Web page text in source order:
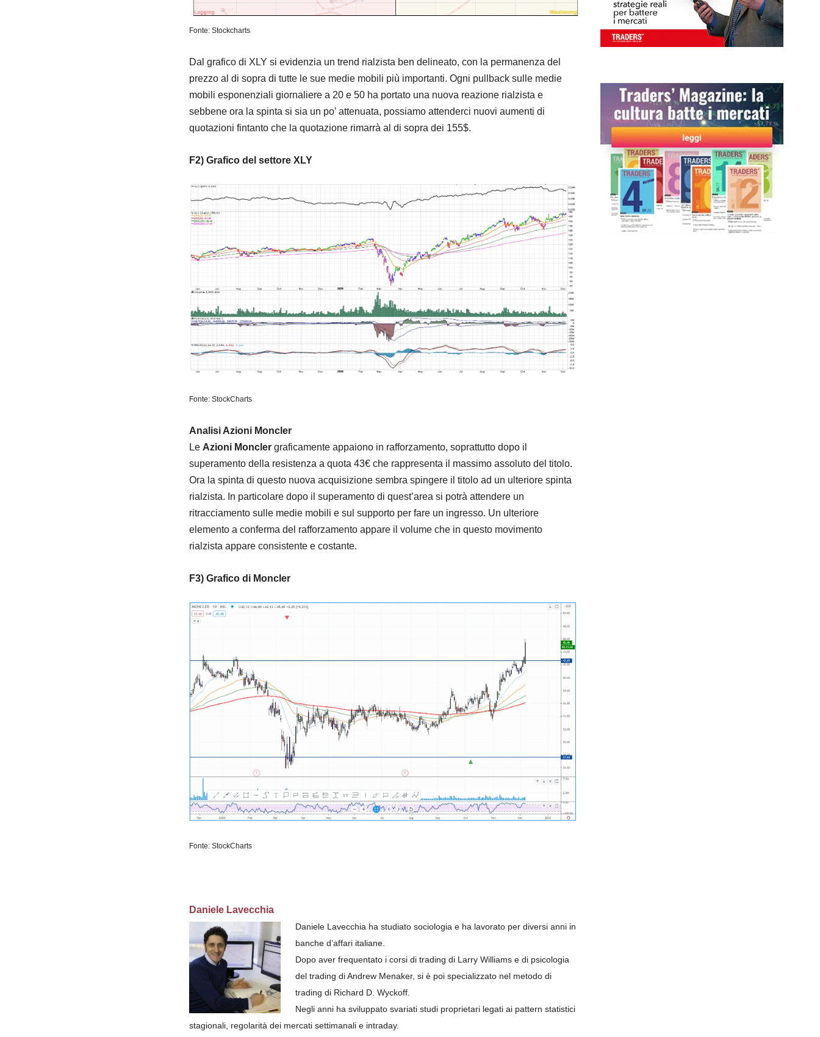
Fonte: Stockcharts
Dal grafico di XLY si evidenzia un trend rialzista ben delineato, con la permanenza del
prezzo al di sopra di tutte le sue medie mobili più importanti. Ogni pullback sulle medie
mobili esponenziali giornaliere a 20 e 50 ha portato una nuova reazione rialzista e
sebbene ora la spinta si sia un po’ attenuata, possiamo attenderci nuovi aumenti di
quotazioni fintanto che la quotazione rimarrà al di sopra dei 155$.
F2) Grafico del settore XLY
Fonte: StockCharts
Analisi Azioni Moncler
Le Azioni Moncler graficamente appaiono in rafforzamento, soprattutto dopo il
superamento della resistenza a quota 43€ che rappresenta il massimo assoluto del titolo.
Ora la spinta di questo nuova acquisizione sembra spingere il titolo ad un ulteriore spinta
rialzista. In particolare dopo il superamento di quest’area si potrà attendere un
ritracciamento sulle medie mobili e sul supporto per fare un ingresso. Un ulteriore
elemento a conferma del rafforzamento appare il volume che in questo movimento
rialzista appare consistente e costante.
F3) Grafico di Moncler
Fonte: StockCharts
Daniele Lavecchia
Daniele Lavecchia ha studiato sociologia e ha lavorato per diversi anni in
banche d’affari italiane.
Dopo aver frequentato i corsi di trading di Larry Williams e di psicologia
del trading di Andrew Menaker, si è poi specializzato nel metodo di
trading di Richard D. Wyckoff.
Negli anni ha sviluppato svariati studi proprietari legati ai pattern statistici
stagionali, regolarità dei mercati settimanali e intraday.